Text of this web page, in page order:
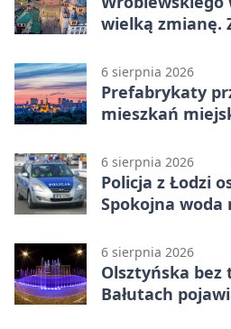
wielką zmianę.
6 sierpnia 2026
Prefabrykaty
mieszkań
6 sierpnia 2026
Policja z Łodzi
Spokojna woda
6 sierpnia 2026
Olsztyńska
Bałutach